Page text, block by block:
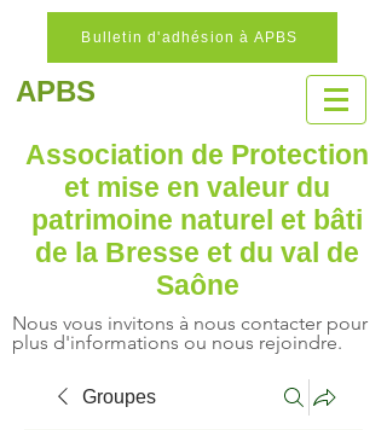
Bulletin d'adhésion à APBS
APBS
Association de Protection
et mise en valeur du
patrimoine naturel et bâti
de la Bresse et du val de
Saône
Nous vous invitons à nous contacter pour
plus d'informations ou nous rejoindre.
Groupes